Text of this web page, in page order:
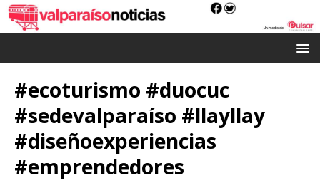
#ecoturismo #duocuc
#sedevalparaíso #llayllay
#diseñoexperiencias
#emprendedores